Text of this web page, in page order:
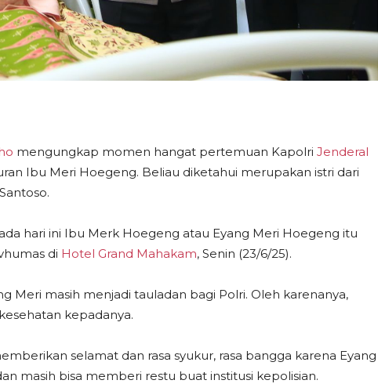
mengungkap momen hangat pertemuan Kapolri Jenderal
Ibu Meri Hoegeng. Beliau diketahui merupakan istri dari
hari ini Ibu Merk Hoegeng atau Eyang Meri Hoegeng itu
di Hotel Grand Mahakam, Senin (23/6/25).
Meri masih menjadi tauladan bagi Polri. Oleh karenanya,
kepadanya.
selamat dan rasa syukur, rasa bangga karena Eyang
masih bisa memberi restu buat institusi kepolisian.